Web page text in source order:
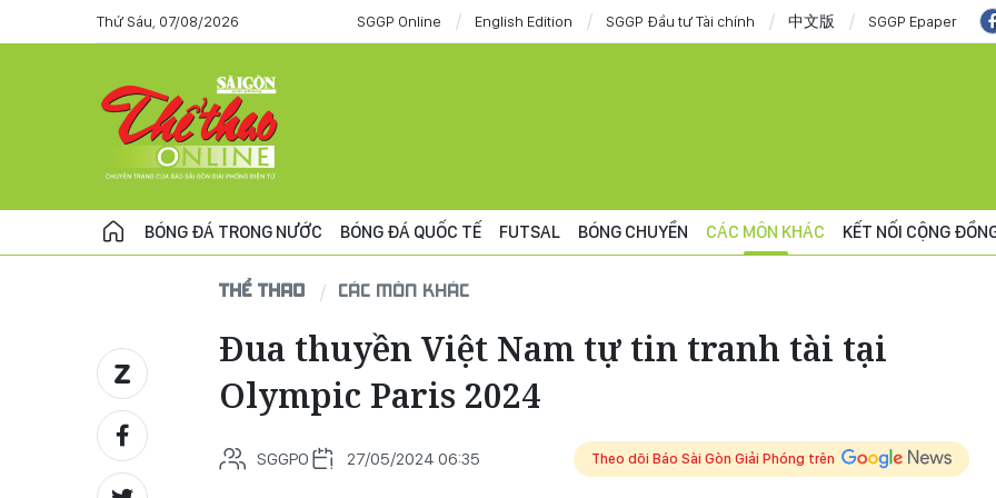
Thứ Sáu, 07/08/2026 SGGP Online English Edition SGGP Đầu tư Tài chính 中文版 SGGP Epaper
BÓNG ĐÁ TRONG NƯỚC BÓNG ĐÁ QUỐC TẾ FUTSAL BÓNG CHUYỀN CÁC MÔN KHÁC KẾT NỐI CỘNG
THỂ THAO CÁC MÔN KHÁC
Đua thuyền Việt Nam tự tin tranh tài tại
Olympic Paris 2024
SGGPO 27/05/2024 06:35 Theo dõi Báo Sài Gòn Giải Phóng trên